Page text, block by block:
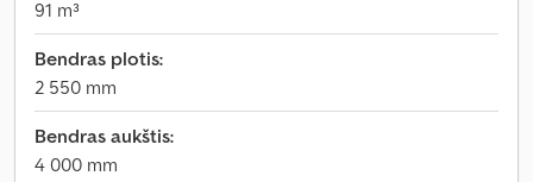
91 m³
Bendras plotis:
2 550 mm
Bendras aukštis:
4 000 mm